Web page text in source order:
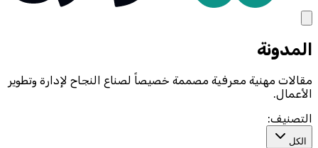
المدونة
مقالات مهنية معرفية مصممة خصيصاً لصناع النجاح لإدارة وتطوير
الأعمال.
التصنيف:
الكل